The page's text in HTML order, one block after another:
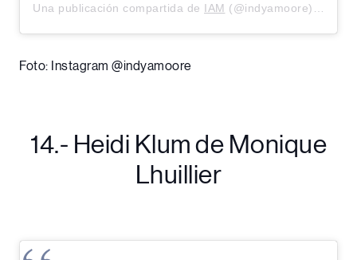
Una publicación compartida de IAM (@indyamoore) el
Foto: Instagram @indyamoore
14.- Heidi Klum de Monique
Lhuillier